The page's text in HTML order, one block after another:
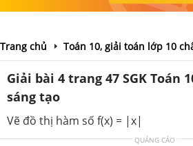
Trang chủ Toán 10, giải toán lớp 10
Giải bài 4 trang 47 SGK Toán
sáng tạo
Vẽ đồ thị hàm số f(x) = |x|
QUẢNG CÁO